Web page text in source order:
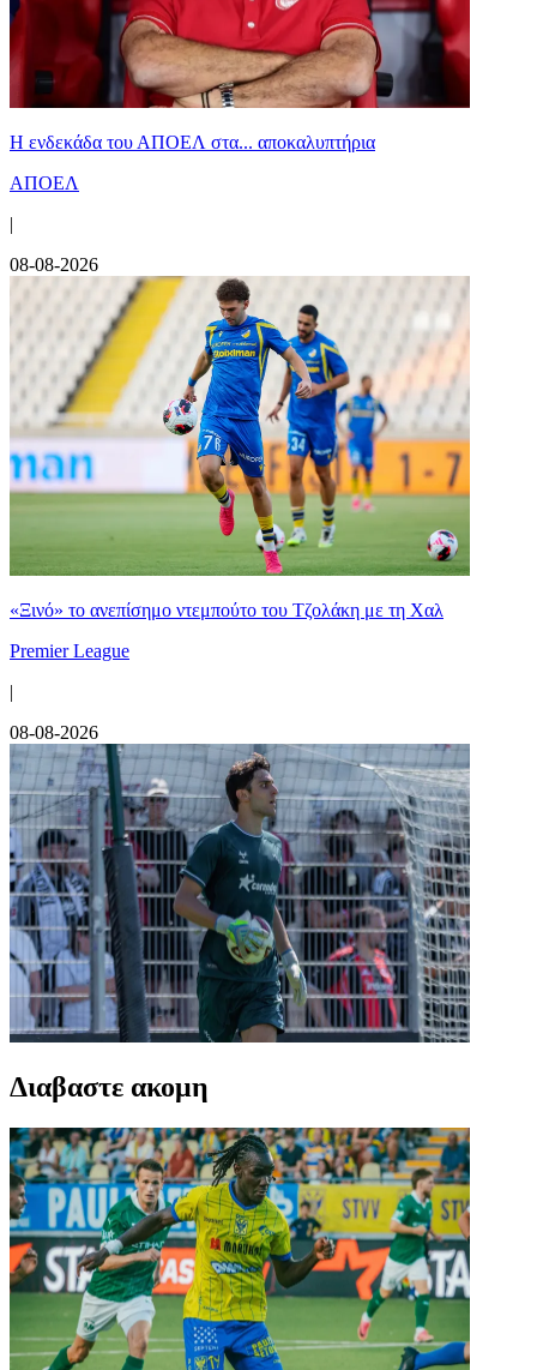
Η ενδεκάδα του ΑΠΟΕΛ στα... αποκαλυπτήρια
ΑΠΟΕΛ
|
08-08-2026
«Ξινό» το ανεπίσημο ντεμπούτο του Τζολάκη με τη Χαλ
Premier League
|
08-08-2026
Διαβαστε ακομη